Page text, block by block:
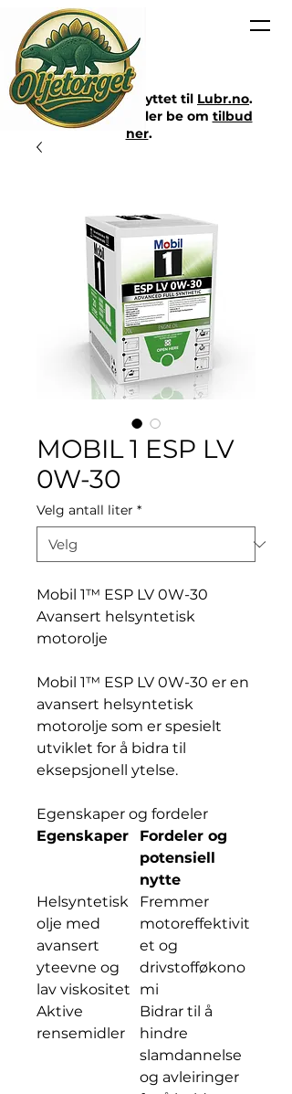
MOBIL 1 ESP LV
0W-30
Velg antall liter *
Mobil 1™ ESP LV 0W-30
Avansert helsyntetisk
motorolje
Mobil 1™ ESP LV 0W-30 er en
avansert helsyntetisk
motorolje som er spesielt
utviklet for å bidra til
eksepsjonell ytelse.
Egenskaper og fordeler
Egenskaper
Fordeler og
potensiell
nytte
Helsyntetisk
olje med
avansert
yteevne og
lav viskositet
Fremmer
motoreffektivit
et og
drivstofføkono
mi
Aktive
rensemidler
Bidrar til å
hindre
slamdannelse
og avleiringer
Nettbutikken er flyttet til Lubr.no.
Klikk på lenken eller be om tilbud
her.